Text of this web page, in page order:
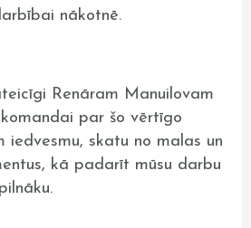
nākotnē.
Renāram Manuilovam
par šo vērtīgo
iedvesmu, skatu no malas un
kā padarīt mūsu darbu